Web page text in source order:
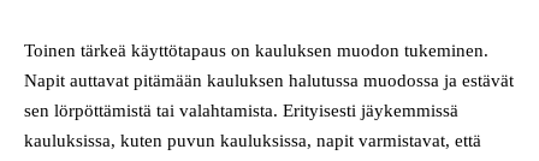
Toinen tärkeä käyttötapaus on kauluksen muodon tukeminen.
Napit auttavat pitämään kauluksen halutussa muodossa ja estävät
sen lörpöttämistä tai valahtamista. Erityisesti jäykemmissä
kauluksissa, kuten puvun kauluksissa, napit varmistavat, että